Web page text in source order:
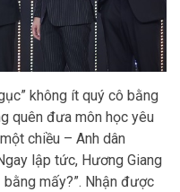
không ít quý cô bằng
quên đưa môn học yêu
chiều – Anh dân
lập tức, Hương Giang
mấy?”. Nhận được